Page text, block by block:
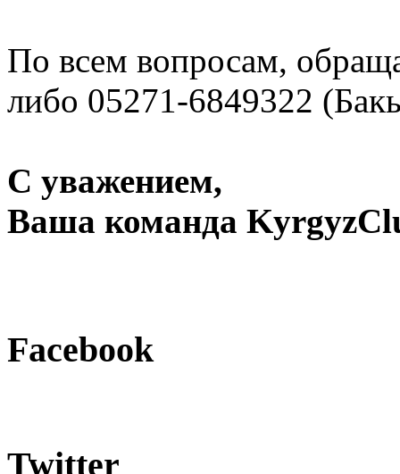
По всем вопросам,
либо 05271-6849322
С уважением,
Ваша команда
Facebook
Twitter